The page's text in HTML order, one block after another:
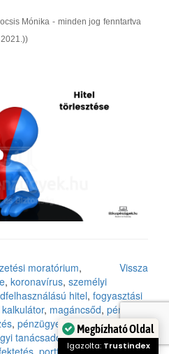
Mónika - minden jog fenntartva
Vissza
moratórium,
, koronavírus, személyi
hitel, fogyasztási
, magáncsőd, pénzügyi
, pénzügyek okosan , pénzügyi
tanácsadó,családtámogatás,
portfolioblogger ,állami
Megbízható Oldal
Igazolta: Trustindex